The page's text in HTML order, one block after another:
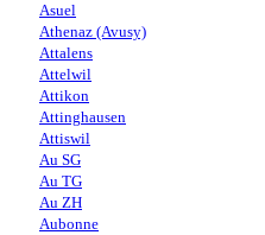
Asuel
Athenaz (Avusy)
Attalens
Attelwil
Attikon
Attinghausen
Attiswil
Au SG
Au TG
Au ZH
Aubonne